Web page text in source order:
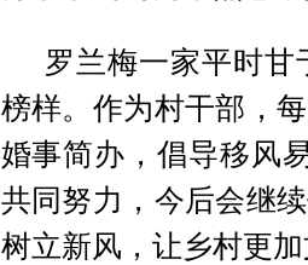
罗兰梅一家平时
榜样。作为村干部，
婚事简办，倡导移风
共同努力，今后会继
树立新风，让乡村更